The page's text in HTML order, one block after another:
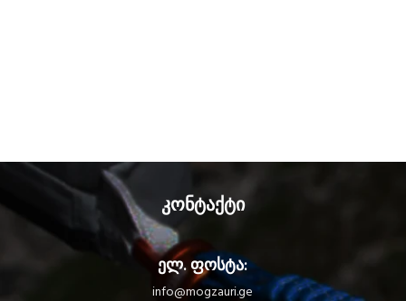
კონტაქტი
ელ. ფოსტა:
info@mogzauri.ge